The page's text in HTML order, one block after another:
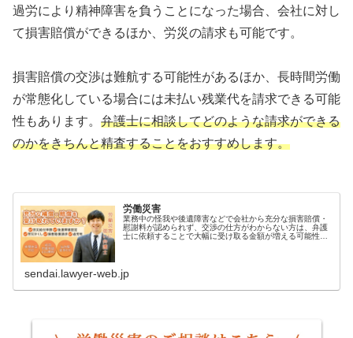
過労により精神障害を負うことになった場合、会社に対し
て損害賠償ができるほか、労災の請求も可能です。
損害賠償の交渉は難航する可能性があるほか、長時間労働
が常態化している場合には未払い残業代を請求できる可能
性もあります。 弁護士に相談してどのような請求ができる
のかをきちんと精査することをおすすめします。
労働災害
業務中の怪我や後遺障害などで会社から充分な損害賠償・
慰謝料が認められず、交渉の仕方がわからない方は、弁護
士に依頼することで大幅に受け取る金額が増える可能性が
sendai.lawyer-web.jp